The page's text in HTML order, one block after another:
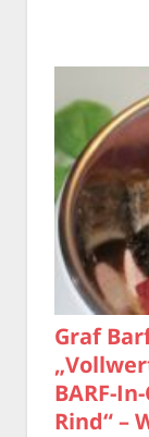
Graf
BARF-
Rind“ –